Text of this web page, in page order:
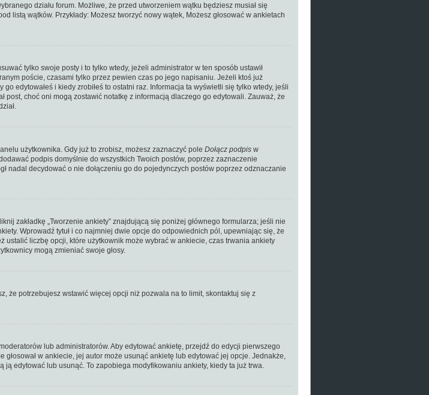
działu forum. Możliwe, że przed utworzeniem wątku będziesz musiał się
listą wątków. Przykłady: Możesz tworzyć nowy wątek, Możesz głosować w ankietach
tylko swoje posty i to tylko wtedy, jeżeli administrator w ten sposób ustawił
poście, czasami tylko przez pewien czas po jego napisaniu. Jeżeli ktoś już
edytowałeś i kiedy zrobiłeś to ostatni raz. Informacja ta wyświetli się tylko wtedy, jeśli
post, choć oni mogą zostawić notatkę z informacją dlaczego go edytowali. Zauważ, że
użytkownika. Gdy już to zrobisz, możesz zaznaczyć pole Dołącz podpis w
podpis domyślnie do wszystkich Twoich postów, poprzez zaznaczenie
nadal decydować o nie dołączeniu go do pojedynczych postów poprzez odznaczanie
zakładkę „Tworzenie ankiety” znajdującą się poniżej głównego formularza; jeśli nie
Wprowadź tytuł i co najmniej dwie opcje do odpowiednich pól, upewniając się, że
liczbę opcji, które użytkownik może wybrać w ankiecie, czas trwania ankiety
mogą zmieniać swoje głosy.
że potrzebujesz wstawić więcej opcji niż pozwala na to limit, skontaktuj się z
lub administratorów. Aby edytować ankietę, przejdź do edycji pierwszego
w ankiecie, jej autor może usunąć ankietę lub edytować jej opcje. Jednakże,
edytować lub usunąć. To zapobiega modyfikowaniu ankiety, kiedy ta już trwa.